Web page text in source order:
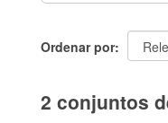
Ordenar por
2 conjuntos